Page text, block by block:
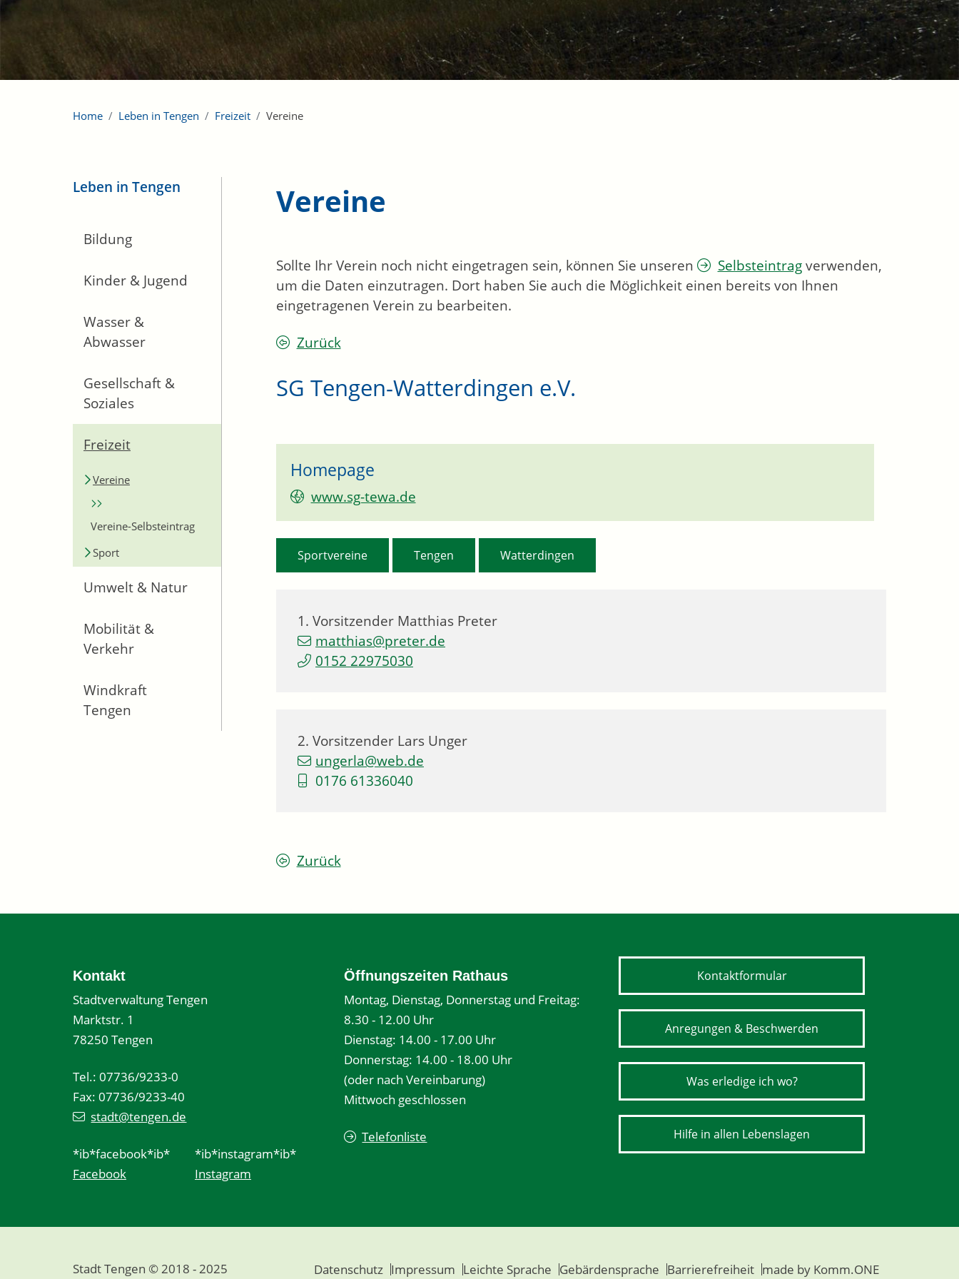
Home Leben in Tengen Freizeit Vereine
Leben in Tengen
Bildung
Kinder & Jugend
Wasser &
Abwasser
Gesellschaft &
Soziales
Freizeit
Vereine
Vereine-Selbsteintrag
Sport
Umwelt & Natur
Mobilität &
Verkehr
Windkraft
Tengen
Vereine
Sollte Ihr Verein noch nicht eingetragen sein, können Sie unseren Selbsteintragverwenden,
um die Daten einzutragen. Dort haben Sie auch die Möglichkeit einen bereits von Ihnen
eingetragenen Verein zu bearbeiten.
Zurück
SG Tengen-Watterdingen e.V.
Homepage
www.sg-tewa.de
1. Vorsitzender Matthias Preter
matthias@preter.de
0152 22975030
2. Vorsitzender Lars Unger
ungerla@web.de
0176 61336040
Sportvereine Tengen Watterdingen
Zurück
Kontakt
Stadtverwaltung Tengen
Marktstr. 1
78250 Tengen
Tel.: 07736/9233-0
Fax: 07736/9233-40
stadt@tengen.de
*ib*facebook*ib*
Facebook
*ib*instagram*ib*
Instagram
Öffnungszeiten Rathaus
Montag, Dienstag, Donnerstag und Freitag:
8.30 - 12.00 Uhr
Dienstag: 14.00 - 17.00 Uhr
Donnerstag: 14.00 - 18.00 Uhr
(oder nach Vereinbarung)
Mittwoch geschlossen
Telefonliste
Kontaktformular
Anregungen & Beschwerden
Was erledige ich wo?
Hilfe in allen Lebenslagen
Stadt Tengen © 2018 - 2025 Datenschutz Impressum Leichte Sprache Gebärdensprache Barrierefreiheit made by Komm.ONE